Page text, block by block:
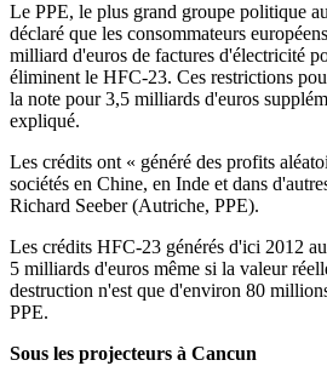
Le PPE, le plus grand groupe politique
déclaré que les consommateurs
milliard d'euros de factures d'électricité
éliminent le HFC-23. Ces restrictions
la note pour 3,5 milliards d'euros
expliqué.
Les crédits ont « généré des profits
sociétés en Chine, en Inde et dans
Richard Seeber (Autriche, PPE).
Les crédits HFC-23 générés d'ici 2012
5 milliards d'euros même si la valeur
destruction n'est que d'environ 80
PPE.
Sous les projecteurs à Cancun